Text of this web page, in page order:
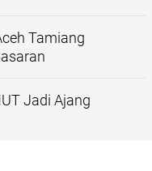
Tamiang
Jadi Ajang